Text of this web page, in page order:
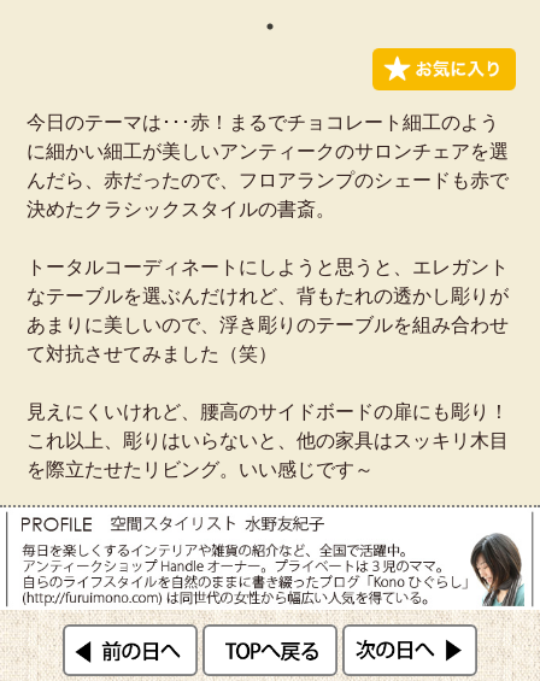
今日のテーマは･･･赤！まるでチョコレート細工のよう
に細かい細工が美しいアンティークのサロンチェアを選
んだら、赤だったので、フロアランプのシェードも赤で
決めたクラシックスタイルの書斎。
トータルコーディネートにしようと思うと、エレガント
なテーブルを選ぶんだけれど、背もたれの透かし彫りが
あまりに美しいので、浮き彫りのテーブルを組み合わせ
て対抗させてみました（笑）
見えにくいけれど、腰高のサイドボードの扉にも彫り！
これ以上、彫りはいらないと、他の家具はスッキリ木目
を際立たせたリビング。いい感じです～